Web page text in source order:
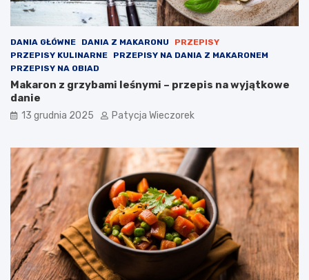
DANIA GŁÓWNE DANIA Z MAKARONU
PRZEPISY
PRZEPISY KULINARNE
PRZEPISY NA DANIA Z MAKARONEM
PRZEPISY NA OBIAD
Makaron z grzybami leśnymi – przepis na wyjątkowe
danie
13 grudnia 2025 Patycja Wieczorek